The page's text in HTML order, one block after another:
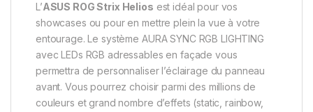
L’ASUS ROG Strix Helios est idéal pour vos
showcases ou pour en mettre plein la vue à votre
entourage. Le système AURA SYNC RGB LIGHTING
avec LEDs RGB adressables en façade vous
permettra de personnaliser l’éclairage du panneau
avant. Vous pourrez choisir parmi des millions de
couleurs et grand nombre d’effets (static, rainbow,